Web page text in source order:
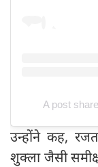
A post
उन्होंने कह,
शुक्ला जैसी